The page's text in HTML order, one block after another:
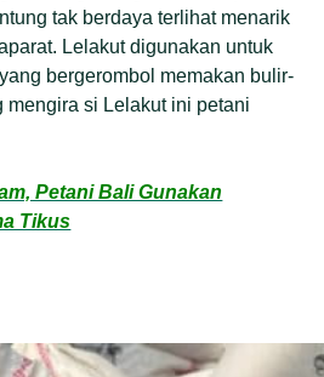
tak berdaya terlihat menarik
Lelakut digunakan untuk
bergerombol memakan bulir-
mengira si Lelakut ini petani
Petani Bali Gunakan
Tikus